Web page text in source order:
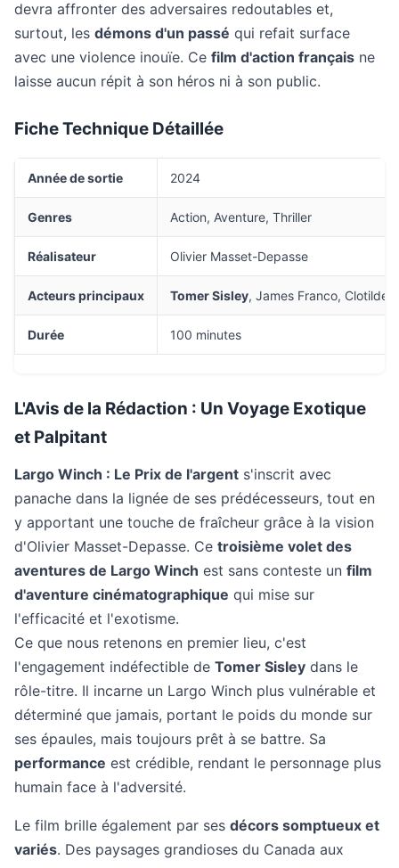
devra affronter des adversaires redoutables et,
surtout, les démons d'un passé qui refait surface
avec une violence inouïe. Ce film d'action français ne
laisse aucun répit à son héros ni à son public.
Fiche Technique Détaillée
Année de sortie 2024
Genres Action, Aventure, Thriller
Réalisateur Olivier Masset-Depasse
Acteurs principaux Tomer Sisley, James Franco, Clotilde
Durée 100 minutes
L'Avis de la Rédaction : Un Voyage Exotique
et Palpitant
Largo Winch : Le Prix de l'argent s'inscrit avec
panache dans la lignée de ses prédécesseurs, tout en
y apportant une touche de fraîcheur grâce à la vision
d'Olivier Masset-Depasse. Ce troisième volet des
aventures de Largo Winch est sans conteste un film
d'aventure cinématographique qui mise sur
l'efficacité et l'exotisme.
Ce que nous retenons en premier lieu, c'est
l'engagement indéfectible de Tomer Sisley dans le
rôle-titre. Il incarne un Largo Winch plus vulnérable et
déterminé que jamais, portant le poids du monde sur
ses épaules, mais toujours prêt à se battre. Sa
performance est crédible, rendant le personnage plus
humain face à l'adversité.
Le film brille également par ses décors somptueux et
variés. Des paysages grandioses du Canada aux